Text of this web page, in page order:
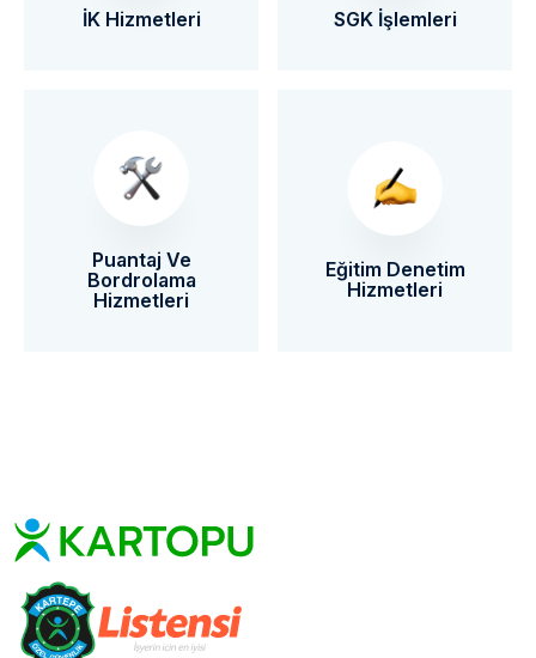
İK Hizmetleri SGK İşlemleri
Puantaj Ve
Bordrolama
Hizmetleri
Eğitim Denetim
Hizmetleri